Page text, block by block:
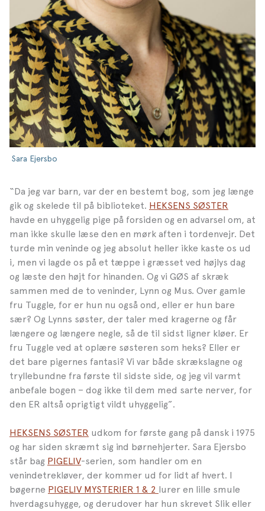
Sara Ejersbo
“Da jeg var barn, var der en bestemt bog, som jeg længe
gik og skelede til på biblioteket. HEKSENS SØSTER
havde en uhyggelig pige på forsiden og en advarsel om, at
man ikke skulle læse den en mørk aften i tordenvejr. Det
turde min veninde og jeg absolut heller ikke kaste os ud
i, men vi lagde os på et tæppe i græsset ved højlys dag
og læste den højt for hinanden. Og vi GØS af skræk
sammen med de to veninder, Lynn og Mus. Over gamle
fru Tuggle, for er hun nu også ond, eller er hun bare
sær? Og Lynns søster, der taler med kragerne og får
længere og længere negle, så de til sidst ligner kløer. Er
fru Tuggle ved at oplære søsteren som heks? Eller er
det bare pigernes fantasi? Vi var både skrækslagne og
tryllebundne fra første til sidste side, og jeg vil varmt
anbefale bogen – dog ikke til dem med sarte nerver, for
den ER altså oprigtigt vildt uhyggelig”.
HEKSENS SØSTER udkom for første gang på dansk i 1975
og har siden skræmt sig ind børnehjerter. Sara Ejersbo
står bag PIGELIV-serien, som handler om en
venindetrekløver, der kommer ud for lidt af hvert. I
bøgerne PIGELIV MYSTERIER 1 & 2 lurer en lille smule
hverdagsuhygge, og derudover har hun skrevet Slik eller